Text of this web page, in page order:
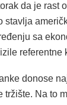
da je rast
stavlja
sa
referentne
donose
tržište. Na to